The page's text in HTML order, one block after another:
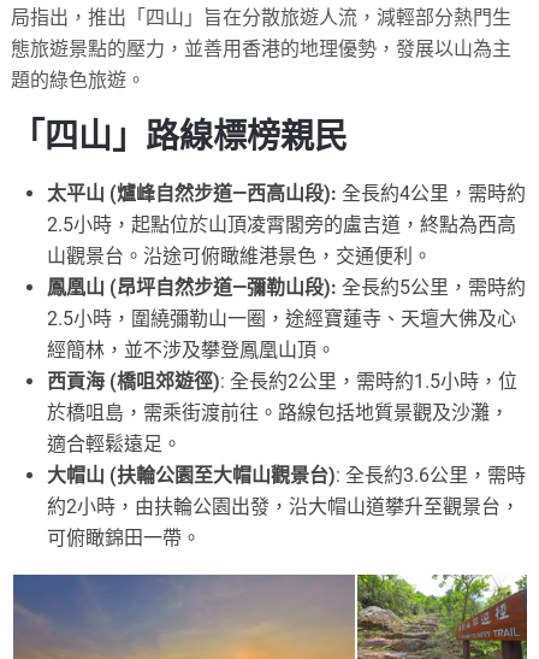
局指出，推出「四山」旨在分散旅遊人流，減輕部分熱門生
態旅遊景點的壓力，並善用香港的地理優勢，發展以山為主
題的綠色旅遊。
「四山」路線標榜親民
太平山 (爐峰自然步道—西高山段):全長約4公里，需時約
2.5小時，起點位於山頂凌霄閣旁的盧吉道，終點為西高
山觀景台。沿途可俯瞰維港景色，交通便利。
鳳凰山 (昂坪自然步道—彌勒山段):全長約5公里，需時約
2.5小時，圍繞彌勒山一圈，途經寶蓮寺、天壇大佛及心
經簡林，並不涉及攀登鳳凰山頂。
西貢海 (橋咀郊遊徑): 全長約2公里，需時約1.5小時，位
於橋咀島，需乘街渡前往。路線包括地質景觀及沙灘，
適合輕鬆遠足。
大帽山 (扶輪公園至大帽山觀景台): 全長約3.6公里，需時
約2小時，由扶輪公園出發，沿大帽山道攀升至觀景台，
可俯瞰錦田一帶。